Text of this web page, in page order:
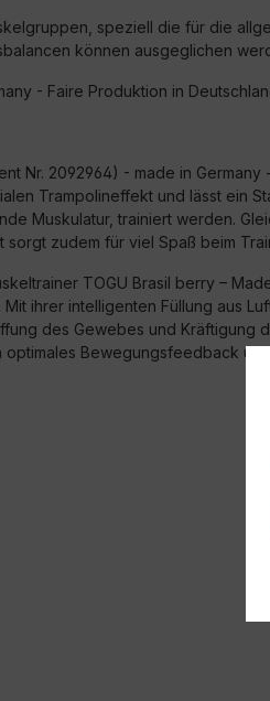
speziell die für die
können ausgeglichen
- Faire Produktion in
Nr. 2092964) - made in
Trampolineffekt und lässt ein
Muskulatur, trainiert werden.
zudem für viel Spaß beim
TOGU Brasil berry –
Mit ihrer intelligenten Füllung aus
des Gewebes und Kräftigung
optimales Bewegungsfeedback